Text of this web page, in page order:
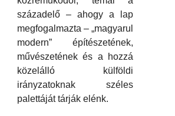
századelő – ahogy a lap
megfogalmazta – „magyarul
modern” építészetének,
művészetének és a hozzá
közelálló külföldi
irányzatoknak széles
palettáját tárják elénk.